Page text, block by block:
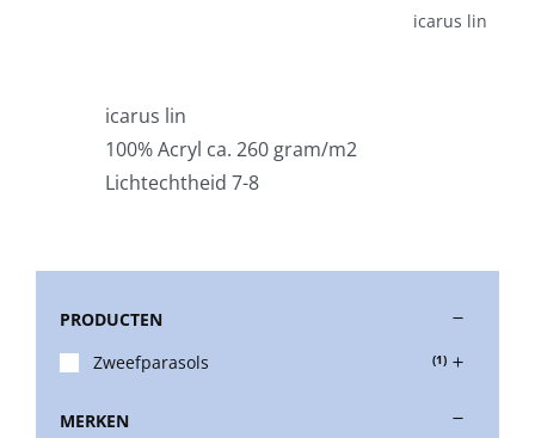
Muurparasols
icarus lin
icarus lin
100% Acryl ca. 260 gram/m2
Lichtechtheid 7-8
PRODUCTEN
Zweefparasols
(1)
MERKEN